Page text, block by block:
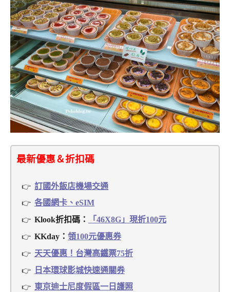
最新優惠＆折扣碼
訂國外飯店機場交通
各國網卡、eSIM
Klook折扣碼：
「46X8G」現折100元
KKday： 領100元優惠券
天天優惠！台灣高鐵票75折
日本環球影城快速通關券
東京迪士尼度假區一日護照